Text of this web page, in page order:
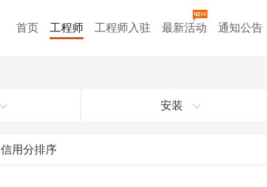
首页 工程师 工程师入驻 最新活动 通知公告
安装
信用分排序